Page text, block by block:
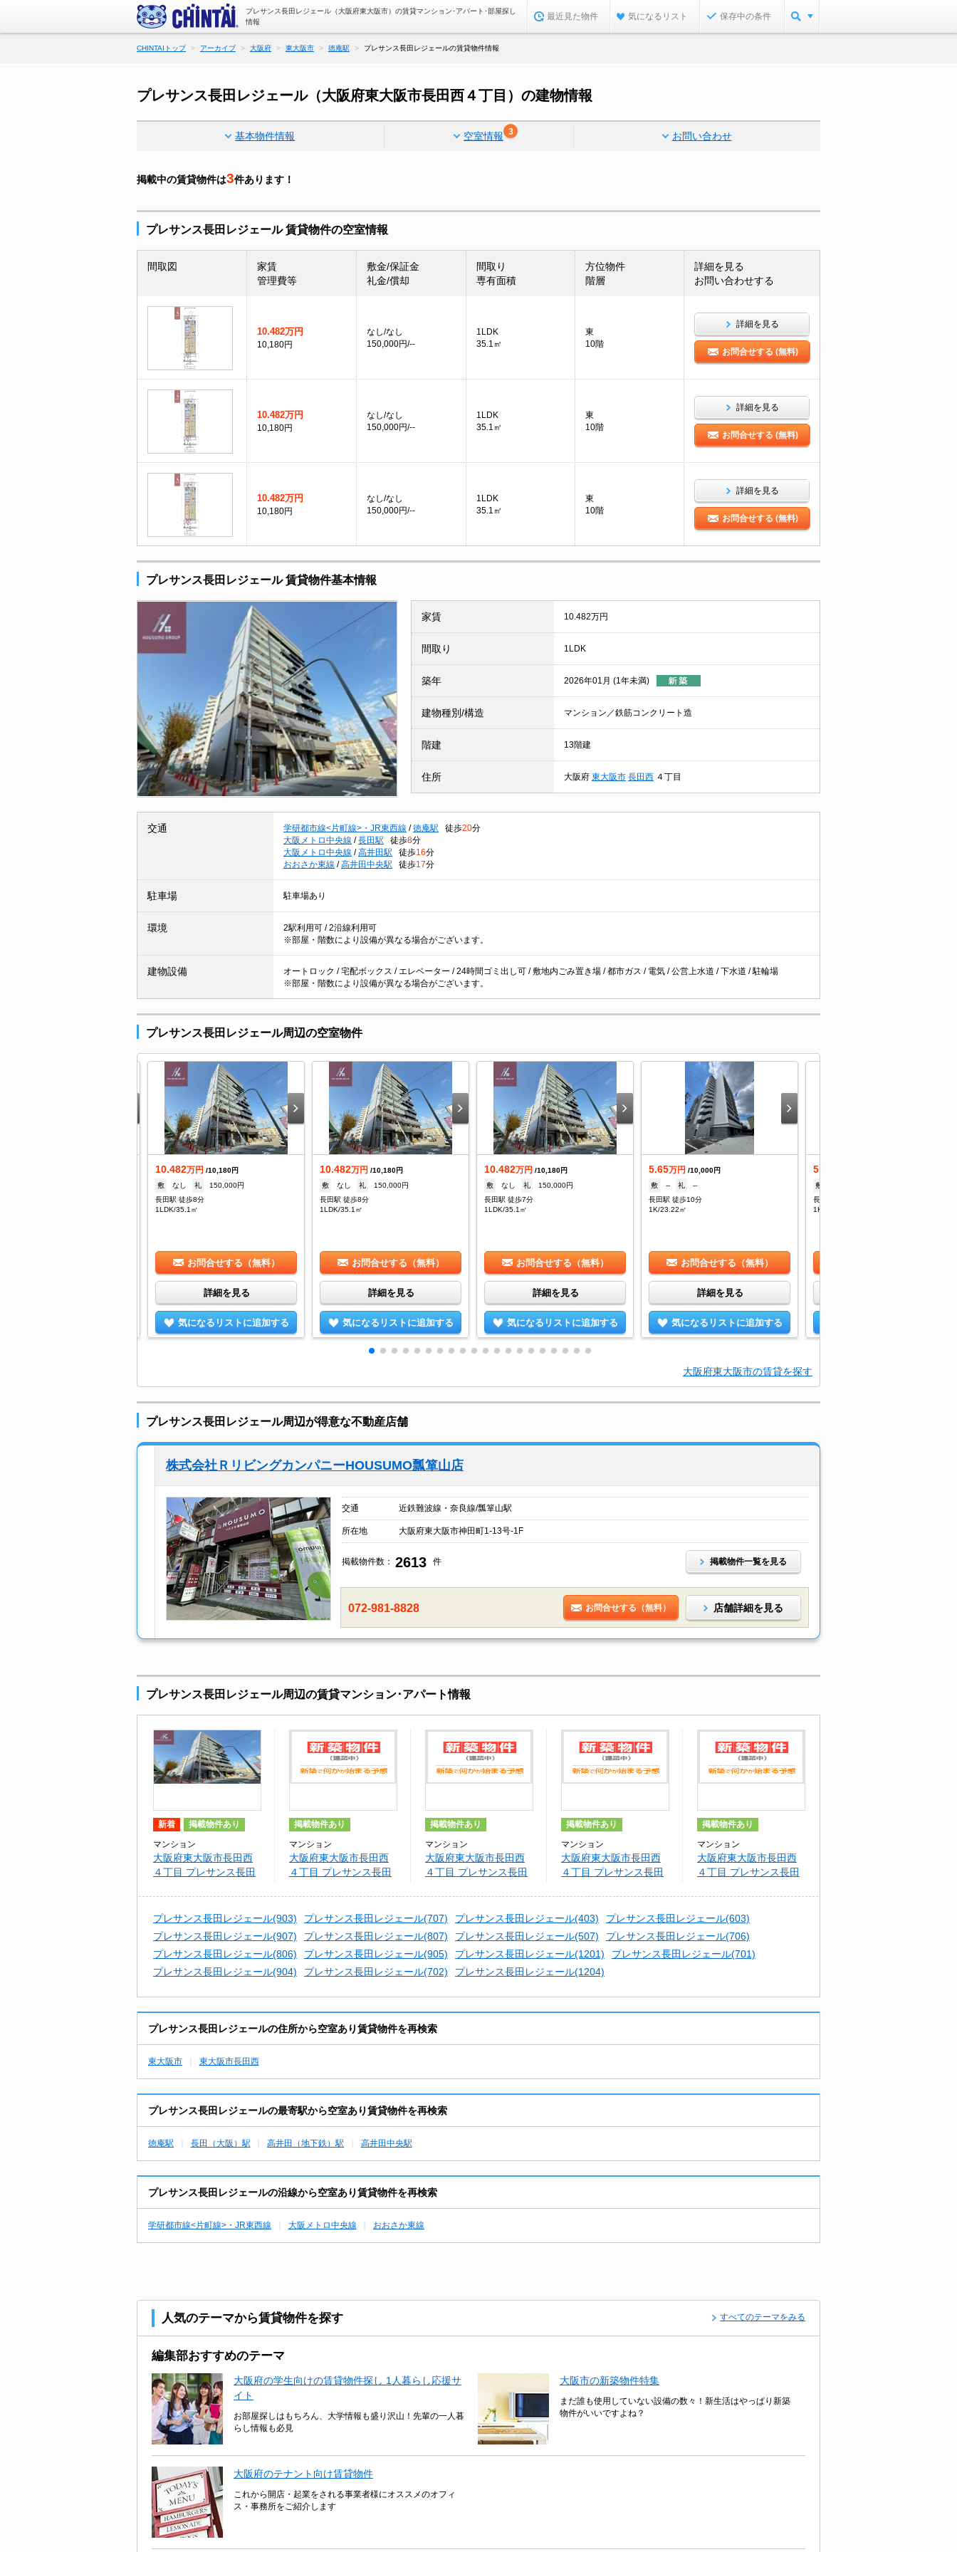
プレサンス長田レジェール（大阪府東大阪市）の賃貸マンション･アパート･部屋探し
情報
最近見た物件 気になるリスト 保存中の条件
CHINTAIトップ アーカイブ 大阪府 東大阪市 徳庵駅 プレサンス長田レジェールの賃貸物件情報
プレサンス長田レジェール（大阪府東大阪市長田西４丁目）の建物情報
基本物件情報 空室情報 3 お問い合わせ
掲載中の賃貸物件は3件あります！
プレサンス長田レジェール 賃貸物件の空室情報
間取図
家賃
管理費等
敷金/保証金
礼金/償却
間取り
専有面積
方位物件
階層
詳細を見る
お問い合わせする
10.482万円
10,180円
なし/なし
150,000円/--
1LDK
35.1㎡
東
10階
詳細を見る
お問合せする (無料)
10.482万円
10,180円
なし/なし
150,000円/--
1LDK
35.1㎡
東
10階
詳細を見る
お問合せする (無料)
10.482万円
10,180円
なし/なし
150,000円/--
1LDK
35.1㎡
東
10階
詳細を見る
お問合せする (無料)
プレサンス長田レジェール 賃貸物件基本情報
家賃 10.482万円
間取り 1LDK
築年 2026年01月 (1年未満)
建物種別/構造 マンション／鉄筋コンクリート造
階建 13階建
住所 大阪府 東大阪市 長田西 ４丁目
交通 学研都市線<片町線>・JR東西線 / 徳庵駅 徒歩20分
大阪メトロ中央線 / 長田駅 徒歩8分
大阪メトロ中央線 / 高井田駅 徒歩16分
おおさか東線 / 高井田中央駅 徒歩17分
駐車場 駐車場あり
環境
2駅利用可 / 2沿線利用可
※部屋・階数により設備が異なる場合がございます。
建物設備
オートロック / 宅配ボックス / エレベーター / 24時間ゴミ出し可 / 敷地内ごみ置き場 / 都市ガス / 電気 / 公営上水道 / 下水道 / 駐輪場
※部屋・階数により設備が異なる場合がございます。
プレサンス長田レジェール周辺の空室物件
10.482万円 /10,180円
敷
なし 礼
150,000円
長田駅 徒歩8分
1LDK/35.1㎡
お問合せする（無料）
詳細を見る
気になるリストに追加する
10.482万円 /10,180円
敷
なし 礼
150,000円
長田駅 徒歩8分
1LDK/35.1㎡
お問合せする（無料）
詳細を見る
気になるリストに追加する
10.482万円 /10,180円
敷
なし 礼
150,000円
長田駅 徒歩7分
1LDK/35.1㎡
お問合せする（無料）
詳細を見る
気になるリストに追加する
5.65万円 /10,000円
敷
-- 礼
--
長田駅 徒歩10分
1K/23.22㎡
お問合せする（無料）
詳細を見る
気になるリストに追加する
5.74
敷
長田駅 徒歩10分
1K/23.22㎡
大阪府東大阪市の賃貸を探す
プレサンス長田レジェール周辺が得意な不動産店舗
株式会社ＲリビングカンパニーHOUSUMO瓢箪山店
交通 近鉄難波線・奈良線/瓢箪山駅
所在地 大阪府東大阪市神田町1-13号-1F
掲載物件数： 2613 件 掲載物件一覧を見る
072-981-8828 お問合せする（無料） 店舗詳細を見る
プレサンス長田レジェール周辺の賃貸マンション･アパート情報
新着 掲載物件あり
マンション
大阪府東大阪市長田西
４丁目 プレサンス長田
掲載物件あり
マンション
大阪府東大阪市長田西
４丁目 プレサンス長田
掲載物件あり
マンション
大阪府東大阪市長田西
４丁目 プレサンス長田
掲載物件あり
マンション
大阪府東大阪市長田西
４丁目 プレサンス長田
掲載物件あり
マンション
大阪府東大阪市長田西
４丁目 プレサンス長田
プレサンス長田レジェール(903) プレサンス長田レジェール(707) プレサンス長田レジェール(403)
プレサンス長田レジェール(603)
プレサンス長田レジェール(907)
プレサンス長田レジェール(807) プレサンス長田レジェール(507)
プレサンス長田レジェール(706)
プレサンス長田レジェール(806)
プレサンス長田レジェール(905) プレサンス長田レジェール(1201)
プレサンス長田レジェール(701)
プレサンス長田レジェール(904)
プレサンス長田レジェール(702) プレサンス長田レジェール(1204)
プレサンス長田レジェールの住所から空室あり賃貸物件を再検索
東大阪市 東大阪市長田西
プレサンス長田レジェールの最寄駅から空室あり賃貸物件を再検索
徳庵駅 長田（大阪）駅 高井田（地下鉄）駅 高井田中央駅
プレサンス長田レジェールの沿線から空室あり賃貸物件を再検索
学研都市線<片町線>・JR東西線 大阪メトロ中央線 おおさか東線
人気のテーマから賃貸物件を探す すべてのテーマをみる
編集部おすすめのテーマ
大阪府の学生向けの賃貸物件探し 1人暮らし応援サ
イト
お部屋探しはもちろん、大学情報も盛り沢山！先輩の一人暮
らし情報も必見
大阪市の新築物件特集
まだ誰も使用していない設備の数々！新生活はやっぱり新築
物件がいいですよね？
大阪府のテナント向け賃貸物件
これから開店・起業をされる事業者様にオススメのオフィ
ス・事務所をご紹介します